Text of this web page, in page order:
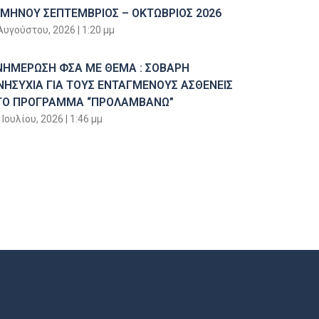
ΣΕΠΤΕΜΒΡΙΟΣ – ΟΚΤΩΒΡΙΟΣ 2026
2026 1:20 μμ
ΦΣΑ ΜΕ ΘΕΜΑ : ΣΟΒΑΡΗ
ΓΙΑ ΤΟΥΣ ΕΝΤΑΓΜΕΝΟΥΣ ΑΣΘΕΝΕΙΣ
ΠΡΟΓΡΑΜΜΑ “ΠΡΟΛΑΜΒΑΝΩ”
Ιουλίου, 2026 1:46 μμ